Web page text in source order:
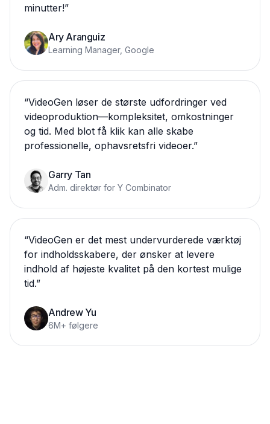
minutter!”
Ary Aranguiz
Learning Manager, Google
“VideoGen løser de største udfordringer ved
videoproduktion—kompleksitet, omkostninger
og tid. Med blot få klik kan alle skabe
professionelle, ophavsretsfri videoer.”
Garry Tan
Adm. direktør for Y Combinator
“VideoGen er det mest undervurderede værktøj
for indholdsskabere, der ønsker at levere
indhold af højeste kvalitet på den kortest mulige
tid.”
Andrew Yu
6M+ følgere